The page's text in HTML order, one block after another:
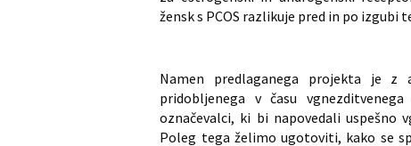
žensk s PCOS razlikuje pred in po izgubi
Namen predlaganega projekta je z
pridobljenega v času
označevalci, ki bi napovedali uspešno
Poleg tega želimo ugotoviti, kako se